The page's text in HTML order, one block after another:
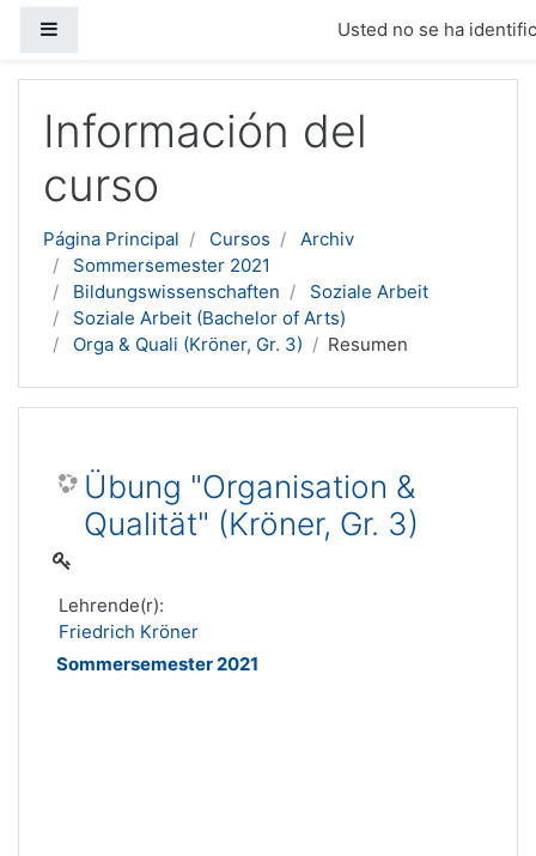
Usted no se ha
Información del
curso
Página Principal Cursos
Archiv
Sommersemester 2021
Bildungswissenschaften
Soziale Arbeit
Soziale Arbeit (Bachelor of Arts)
Orga & Quali (Kröner, Gr. 3)
Resumen
Übung "Organisation &
Qualität" (Kröner, Gr. 3)
Lehrende(r):
Friedrich Kröner
Sommersemester 2021